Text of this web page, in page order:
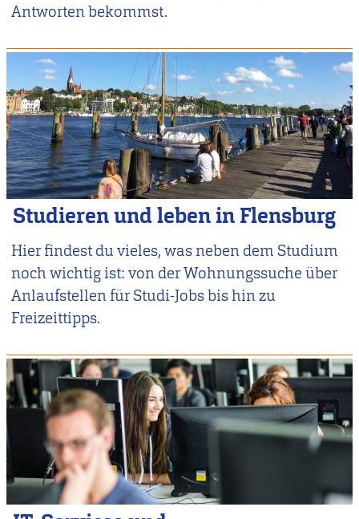
Antworten bekommst.
Studieren und leben in Flensburg
Hier findest du vieles, was neben dem Studium
noch wichtig ist: von der Wohnungssuche über
Anlaufstellen für Studi-Jobs bis hin zu
Freizeittipps.